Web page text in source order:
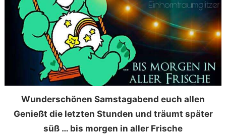
Wunderschönen Samstagabend euch allen
Genießt die letzten Stunden und träumt später
süß … bis morgen in aller Frische